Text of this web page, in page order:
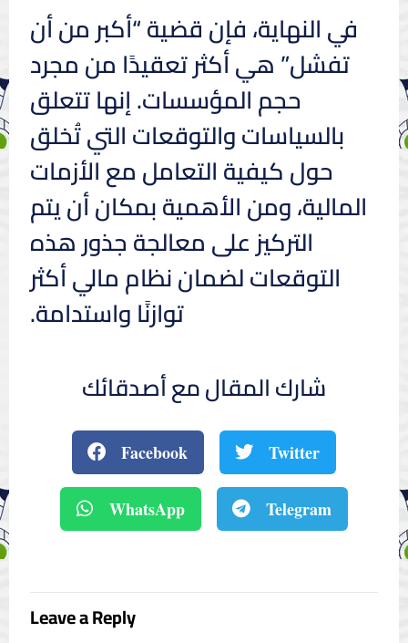
في النهاية، فإن قضية “أكبر من أن
تفشل” هي أكثر تعقيدًا من مجرد
حجم المؤسسات. إنها تتعلق
بالسياسات والتوقعات التي تُخلق
حول كيفية التعامل مع الأزمات
المالية، ومن الأهمية بمكان أن يتم
التركيز على معالجة جذور هذه
التوقعات لضمان نظام مالي أكثر
توازنًا واستدامة.
شارك المقال مع أصدقائك
Facebook Twitter
WhatsApp Telegram
Leave a Reply